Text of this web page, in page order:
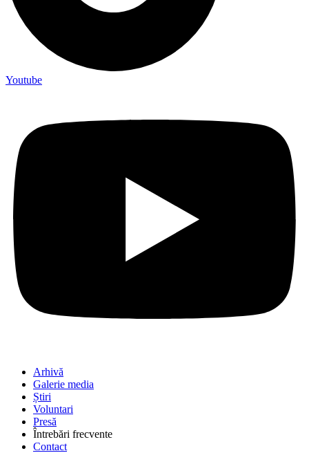
Youtube
Arhivă
Galerie media
Știri
Voluntari
Presă
Întrebări frecvente
Contact